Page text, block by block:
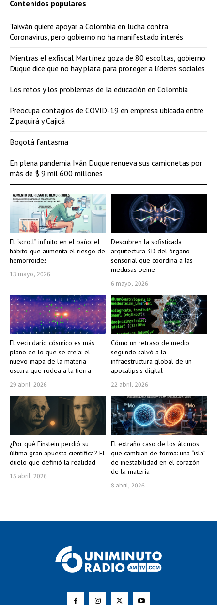
El “scroll” infinito en el baño: el
hábito que aumenta el riesgo de
hemorroides
13 mayo, 2026
Descubren la sofisticada
arquitectura 3D del órgano
sensorial que coordina a las
medusas peine
6 mayo, 2026
El vecindario cósmico es más
plano de lo que se creía: el
nuevo mapa de la materia
oscura que rodea a la tierra
29 abril, 2026
Cómo un retraso de medio
segundo salvó a la
infraestructura global de un
apocalipsis digital
22 abril, 2026
¿Por qué Einstein perdió su
última gran apuesta científica? El
duelo que definió la realidad
15 abril, 2026
El extraño caso de los átomos
que cambian de forma: una “isla”
de inestabilidad en el corazón
de la materia
8 abril, 2026
Contenidos populares
Taiwán quiere apoyar a Colombia en lucha contra
Coronavirus, pero gobierno no ha manifestado interés
Mientras el exfiscal Martínez goza de 80 escoltas, gobierno
Duque dice que no hay plata para proteger a líderes sociales
Los retos y los problemas de la educación en Colombia
Preocupa contagios de COVID-19 en empresa ubicada entre
Zipaquirá y Cajicá
Bogotá fantasma
En plena pandemia Iván Duque renueva sus camionetas por
más de $ 9 mil 600 millones